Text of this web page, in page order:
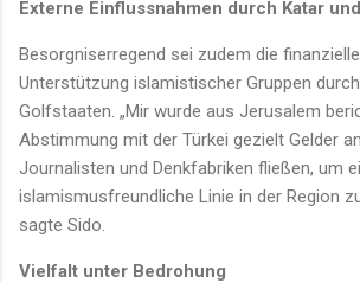
Externe Einflussnahmen durch Katar
Besorgniserregend sei zudem die
Unterstützung islamistischer Gruppen
Golfstaaten. „Mir wurde aus Jerusalem
Abstimmung mit der Türkei gezielt Gelder
Journalisten und Denkfabriken fließen, um
islamismusfreundliche Linie in der Region
sagte Sido.
Vielfalt unter Bedrohung